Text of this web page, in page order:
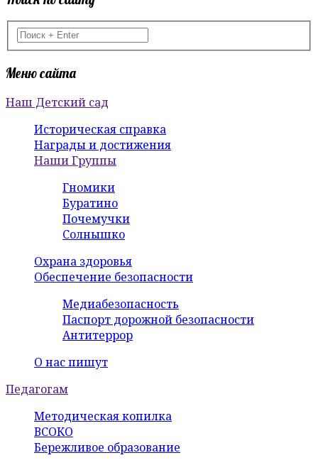
Меню сайта
Наш Детский сад
Историческая справка
Награды и достижения
Наши Группы
Гномики
Буратино
Почемучки
Солнышко
Охрана здоровья
Обеспечение безопасности
Медиабезопасность
Паспорт дорожной безопасности
Антитеррор
О нас пишут
Педагогам
Методическая копилка
ВСОКО
Бережливое образование